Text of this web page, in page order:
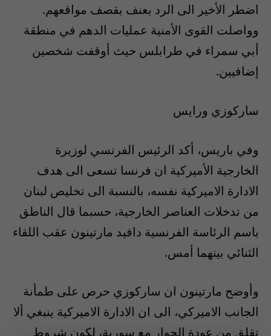
اضطر الأخير الى الرد بعنف بقصف مواقعهم.
وواصلت القوى الأمنية عمليات الدهم في منطقة
أبي سمراء في طرابلس حيث أوقفت شخصين
إضافيين.
ساركوزي ورايس
وفي باريس، أكد الرئيس الفرنسي لوزيرة
الخارجية الأميركية ان فرنسا تسعى الى هدف
الادارة الاميركية نفسه، بالنسبة الى تخليص لبنان
من تدخلات العناصر الخارجية، حسبما قال الناطق
باسم الرئاسة الفرنسية دافيد مارتينون عقب اللقاء
الثنائي بينهما أمس.
وأوضح مارتينون ان ساركوزي حرص على طمأنة
الجانب الاميركي، الى ان الادارة الاميركية ينبغي ألا
تقلق من عودة الحوار مع سورية، لكون شروط